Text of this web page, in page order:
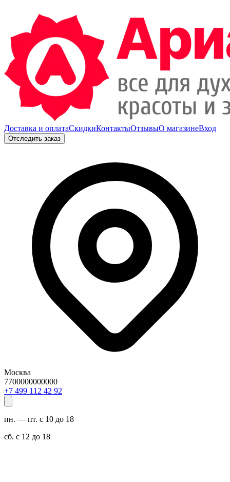
Доставка и оплатаСкидкиКонтактыОтзывыО магазинеВход
Отследить заказ
Москва
7700000000000
29 24 211 994 7+
пн. — пт. с 10 до 18
сб. с 12 до 18